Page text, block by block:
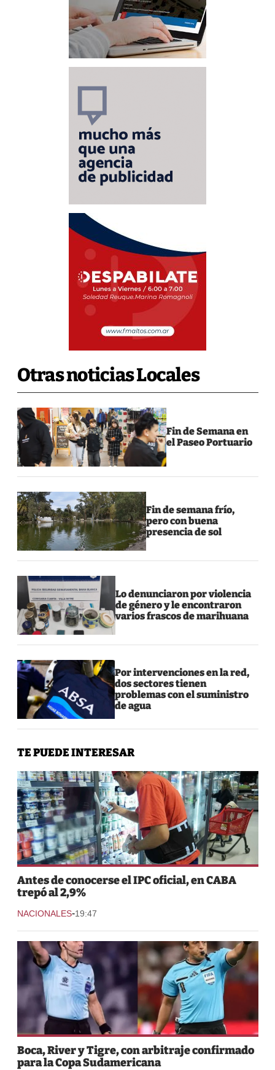
Otras noticias Locales
Fin de Semana en
el Paseo Portuario
Fin de semana frío,
pero con buena
presencia de sol
Lo denunciaron por violencia
de género y le encontraron
varios frascos de marihuana
Por intervenciones en la red,
dos sectores tienen
problemas con el suministro
de agua
TE PUEDE INTERESAR
Antes de conocerse el IPC oficial, en CABA
trepó al 2,9%
NACIONALES-19:47
Boca, River y Tigre, con arbitraje confirmado
para la Copa Sudamericana